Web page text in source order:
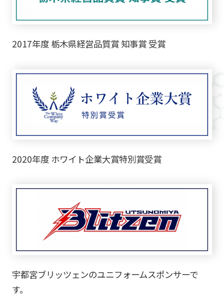
2017年度 栃木県経営品質賞 知事賞 受賞
2020年度 ホワイト企業大賞特別賞受賞
宇都宮ブリッツェンのユニフォームスポンサーで
す。